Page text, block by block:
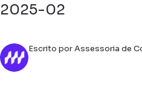
2025-02
Escrito por Assessoria de